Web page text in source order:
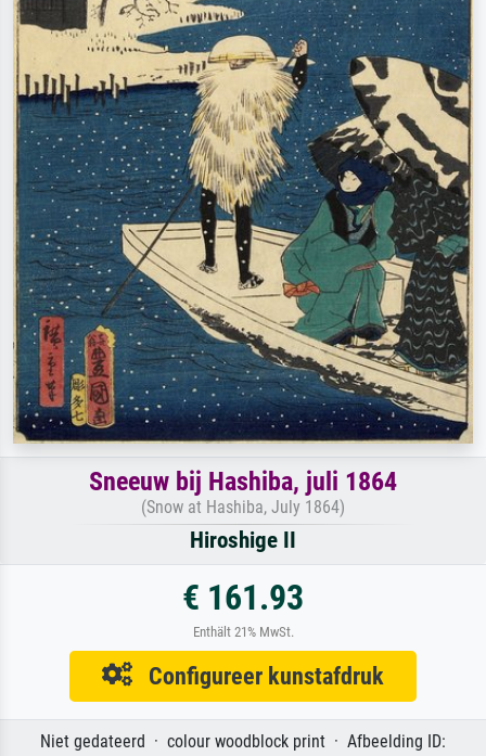
Sneeuw bij Hashiba, juli 1864
(Snow at Hashiba, July 1864)
Hiroshige II
€ 161.93
Enthält 21% MwSt.
Configureer kunstafdruk
Niet gedateerd · colour woodblock print · Afbeelding ID: